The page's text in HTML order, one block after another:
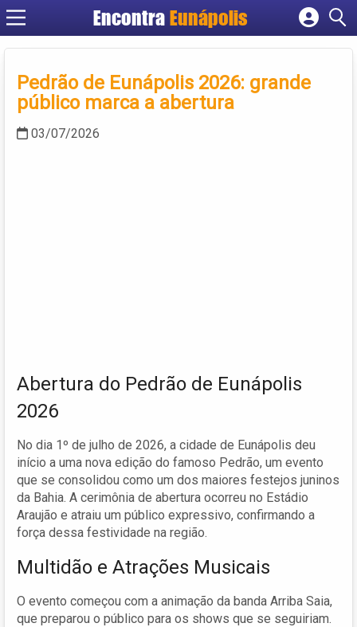
EncontraEunápolis
Cadastrar empresa
Criar conta
Pedrão de Eunápolis 2026: grande
público marca a abertura
03/07/2026
Abertura do Pedrão de Eunápolis
2026
No dia 1º de julho de 2026, a cidade de Eunápolis deu
início a uma nova edição do famoso Pedrão, um evento
que se consolidou como um dos maiores festejos juninos
da Bahia. A cerimônia de abertura ocorreu no Estádio
Araujão e atraiu um público expressivo, confirmando a
força dessa festividade na região.
Multidão e Atrações Musicais
O evento começou com a animação da banda Arriba Saia,
que preparou o público para os shows que se seguiriam.